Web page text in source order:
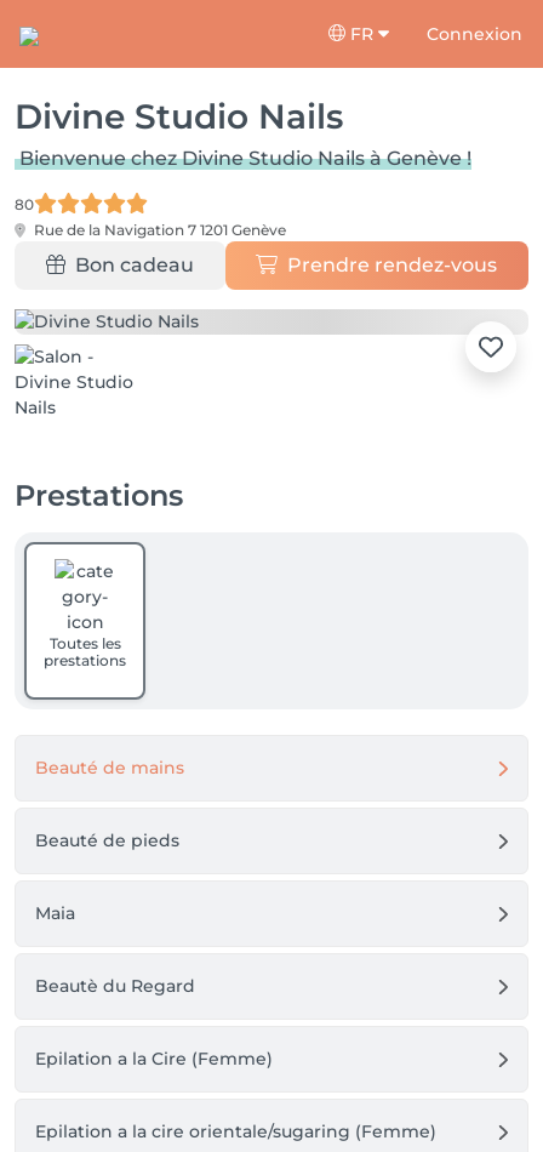
FR Connexion
Divine Studio Nails
Bienvenue chez Divine Studio Nails à Genève !
80
Rue de la Navigation 7 1201 Genève
Bon cadeau Prendre rendez-vous
Prestations
Toutes les
prestations
Beauté de mains
Beauté de pieds
Maia
Beautè du Regard
Epilation a la Cire (Femme)
Epilation a la cire orientale/sugaring (Femme)